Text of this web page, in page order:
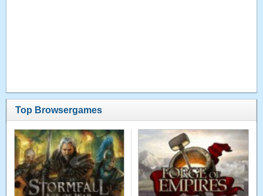
Top Browsergames